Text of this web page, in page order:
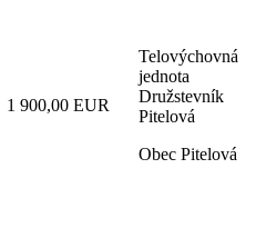
1 900,00 EUR
Telovýchovná
jednota
Družstevník
Pitelová
Obec Pitelová